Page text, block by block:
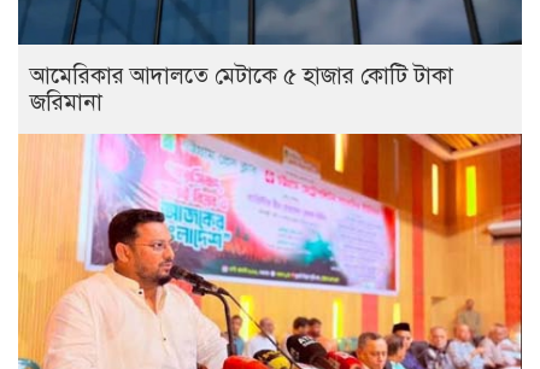
আমেরিকার আদালতে মেটাকে ৫ হাজার কোটি টাকা
জরিমানা